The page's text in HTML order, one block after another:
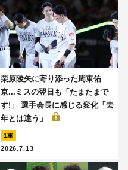
栗原陵矢に寄り添った周東佑
京...ミスの翌日も「たまたまで
す!」 選手会長に感じる変化「去
年とは違う」
1軍
2026.7.13